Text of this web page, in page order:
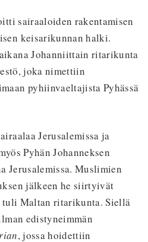
sairaaloiden rakentamisen
keisarikunnan halki.
Johanniittain ritarikunta
joka nimettiin
pyhiinvaeltajista Pyhässä
Jerusalemissa ja
Pyhän Johanneksen
Jerusalemissa. Muslimien
jälkeen he siirtyivät
Maltan ritarikunta. Siellä
edistyneimmän
, jossa hoidettiin